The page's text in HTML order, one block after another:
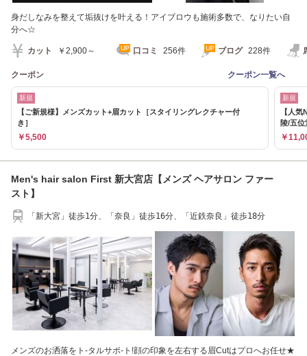
身だしなみを整えて垢抜けを叶える！アイブロウも施術多数で、なりたい自
分へ☆
カット ￥2,900～ 口コミ 256件 ブログ 228件
クーポン クーポン一覧へ
新規
【ご新規様】メンズカット+眉カット［スタイリングレクチャー付
き］
￥5,500
新規
【人
陵/五位
￥
Men's hair salon First 新大宮店【メンズ ヘアサロン ファー
スト】
「新大宮」徒歩1分、「奈良」徒歩16分、「近鉄奈良」徒歩18分
メンズのお洒落をト-タルサポ-ト!顔の印象を左右する眉Cutはプロへお任せ★